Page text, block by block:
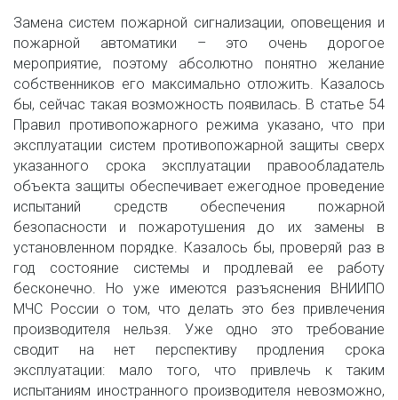
Замена систем пожарной сигнализации, оповещения и
пожарной автоматики – это очень дорогое
мероприятие, поэтому абсолютно понятно желание
собственников его максимально отложить. Казалось
бы, сейчас такая возможность появилась. В статье 54
Правил противопожарного режима указано, что при
эксплуатации систем противопожарной защиты сверх
указанного срока эксплуатации правообладатель
объекта защиты обеспечивает ежегодное проведение
испытаний средств обеспечения пожарной
безопасности и пожаротушения до их замены в
установленном порядке. Казалось бы, проверяй раз в
год состояние системы и продлевай ее работу
бесконечно. Но уже имеются разъяснения ВНИИПО
МЧС России о том, что делать это без привлечения
производителя нельзя. Уже одно это требование
сводит на нет перспективу продления срока
эксплуатации: мало того, что привлечь к таким
испытаниям иностранного производителя невозможно,